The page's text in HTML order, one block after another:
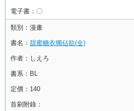
電子書： 〇
類別： 漫畫
書名： 甜蜜糖衣獨佔欲(全)
作者： しえろ
書系： BL
定價： 140
首刷附錄：